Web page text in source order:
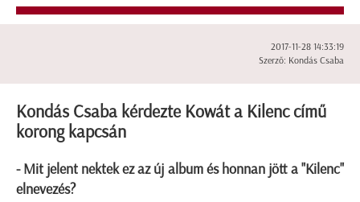
2017-11-28 14:33:19
Szerző: Kondás Csaba
Kondás Csaba kérdezte Kowát a Kilenc című
korong kapcsán
- Mit jelent nektek ez az új album és honnan jött a "Kilenc"
elnevezés?